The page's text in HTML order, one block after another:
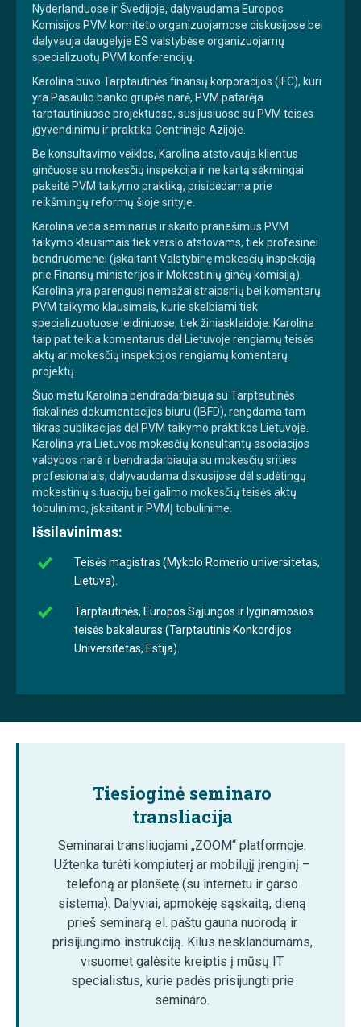
Nyderlanduose ir Švedijoje, dalyvaudama Europos
Komisijos PVM komiteto organizuojamose diskusijose bei
dalyvauja daugelyje ES valstybėse organizuojamų
specializuotų PVM konferencijų.
Karolina buvo Tarptautinės finansų korporacijos (IFC), kuri
yra Pasaulio banko grupės narė, PVM patarėja
tarptautiniuose projektuose, susijusiuose su PVM teisės
įgyvendinimu ir praktika Centrinėje Azijoje.
Be konsultavimo veiklos, Karolina atstovauja klientus
ginčuose su mokesčių inspekcija ir ne kartą sėkmingai
pakeitė PVM taikymo praktiką, prisidėdama prie
reikšmingų reformų šioje srityje.
Karolina veda seminarus ir skaito pranešimus PVM
taikymo klausimais tiek verslo atstovams, tiek profesinei
bendruomenei (įskaitant Valstybinę mokesčių inspekciją
prie Finansų ministerijos ir Mokestinių ginčų komisiją).
Karolina yra parengusi nemažai straipsnių bei komentarų
PVM taikymo klausimais, kurie skelbiami tiek
specializuotuose leidiniuose, tiek žiniasklaidoje. Karolina
taip pat teikia komentarus dėl Lietuvoje rengiamų teisės
aktų ar mokesčių inspekcijos rengiamų komentarų
projektų.
Šiuo metu Karolina bendradarbiauja su Tarptautinės
fiskalinės dokumentacijos biuru (IBFD), rengdama tam
tikras publikacijas dėl PVM taikymo praktikos Lietuvoje.
Karolina yra Lietuvos mokesčių konsultantų asociacijos
valdybos narė ir bendradarbiauja su mokesčių srities
profesionalais, dalyvaudama diskusijose dėl sudėtingų
mokestinių situacijų bei galimo mokesčių teisės aktų
tobulinimo, įskaitant ir PVMĮ tobulinime.
Išsilavinimas:
Teisės magistras (Mykolo Romerio universitetas,
Lietuva).
Tarptautinės, Europos Sąjungos ir lyginamosios
teisės bakalauras (Tarptautinis Konkordijos
Universitetas, Estija).
Tiesioginė seminaro
transliacija
Seminarai transliuojami „ZOOM“ platformoje.
Užtenka turėti kompiuterį ar mobilųjį įrenginį –
telefoną ar planšetę (su internetu ir garso
sistema). Dalyviai, apmokėję sąskaitą, dieną
prieš seminarą el. paštu gauna nuorodą ir
prisijungimo instrukciją. Kilus nesklandumams,
visuomet galėsite kreiptis į mūsų IT
specialistus, kurie padės prisijungti prie
seminaro.